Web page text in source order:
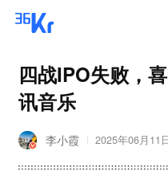
四战IPO失败，
讯音乐
李小霞 2025年06月11